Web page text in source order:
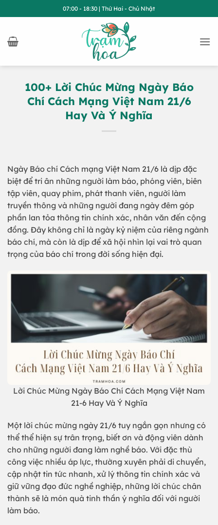
qua
dung
07:00 - 18:30 | Thứ Hai - Chủ Nhật
100+ Lời Chúc Mừng Ngày Báo
Chí Cách Mạng Việt Nam 21/6
Hay Và Ý Nghĩa
Ngày Báo chí Cách mạng Việt Nam 21/6 là dịp đặc
biệt để tri ân những người làm báo, phóng viên, biên
tập viên, quay phim, phát thanh viên, người làm
truyền thông và những người đang ngày đêm góp
phần lan tỏa thông tin chính xác, nhân văn đến cộng
đồng. Đây không chỉ là ngày kỷ niệm của riêng ngành
báo chí, mà còn là dịp để xã hội nhìn lại vai trò quan
trọng của báo chí trong đời sống hiện đại.
Lời Chúc Mừng Ngày Báo Chí Cách Mạng Việt Nam
21-6 Hay Và Ý Nghĩa
Một lời chúc mừng ngày 21/6 tuy ngắn gọn nhưng có
thể thể hiện sự trân trọng, biết ơn và động viên dành
cho những người đang làm nghề báo. Với đặc thù
công việc nhiều áp lực, thường xuyên phải di chuyển,
cập nhật tin tức nhanh, xử lý thông tin chính xác và
giữ vững đạo đức nghề nghiệp, những lời chúc chân
thành sẽ là món quà tinh thần ý nghĩa đối với người
làm báo.